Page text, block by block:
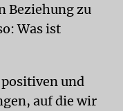
Beziehung zu
Was ist
und
auf die wir